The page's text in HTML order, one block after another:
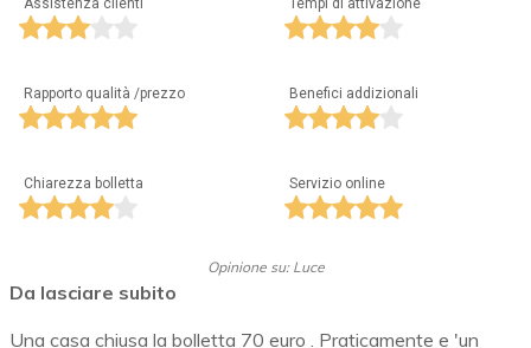
Assistenza clienti Tempi di attivazione
Rapporto qualità /prezzo Benefici addizionali
Chiarezza bolletta Servizio online
Opinione su: Luce
Da lasciare subito
Una casa chiusa la bolletta 70 euro . Praticamente e 'un